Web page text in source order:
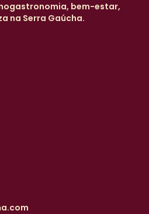
bem-estar,
na Serra Gaúcha.